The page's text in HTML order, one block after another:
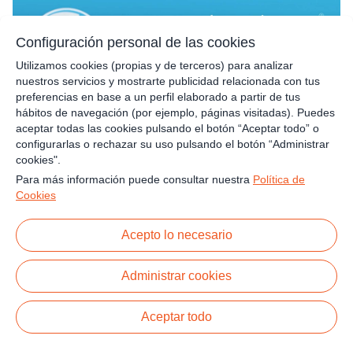
El Col·legi Montserrat recibe la
autorización para impartir el
Programa de los Años Intermedios
del Bachillerato Internacional
Saber más
Study Tour para docentes y
directivos en Nazaret Oporto
Saber más
Configuración personal de las cookies
Utilizamos cookies (propias y de terceros) para analizar
nuestros servicios y mostrarte publicidad relacionada con tus
preferencias en base a un perfil elaborado a partir de tus
hábitos de navegación (por ejemplo, páginas visitadas). Puedes
aceptar todas las cookies pulsando el botón “Aceptar todo” o
configurarlas o rechazar su uso pulsando el botón “Administrar
cookies".
Para más información puede consultar nuestra Política de
Cookies
Acepto lo necesario
Administrar cookies
Aceptar todo